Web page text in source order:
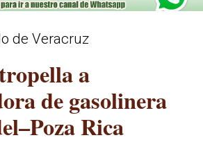
de Veracruz
a
de gasolinera
Rica